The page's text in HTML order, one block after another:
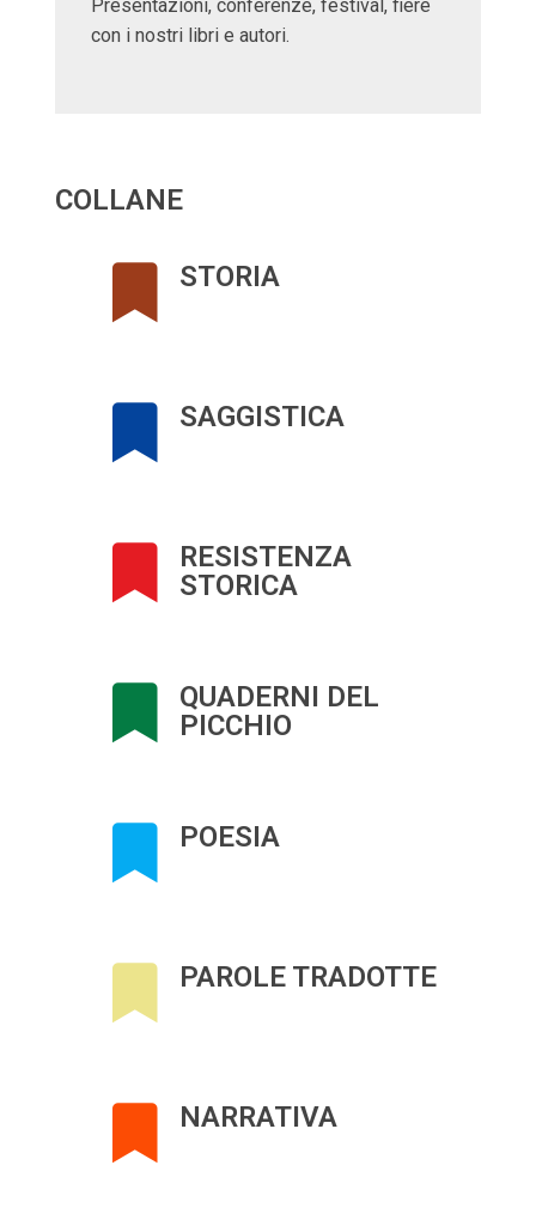
Presentazioni, conferenze, festival, fiere
con i nostri libri e autori.
COLLANE
STORIA
SAGGISTICA
RESISTENZA
STORICA
QUADERNI DEL
PICCHIO
POESIA
PAROLE TRADOTTE
NARRATIVA